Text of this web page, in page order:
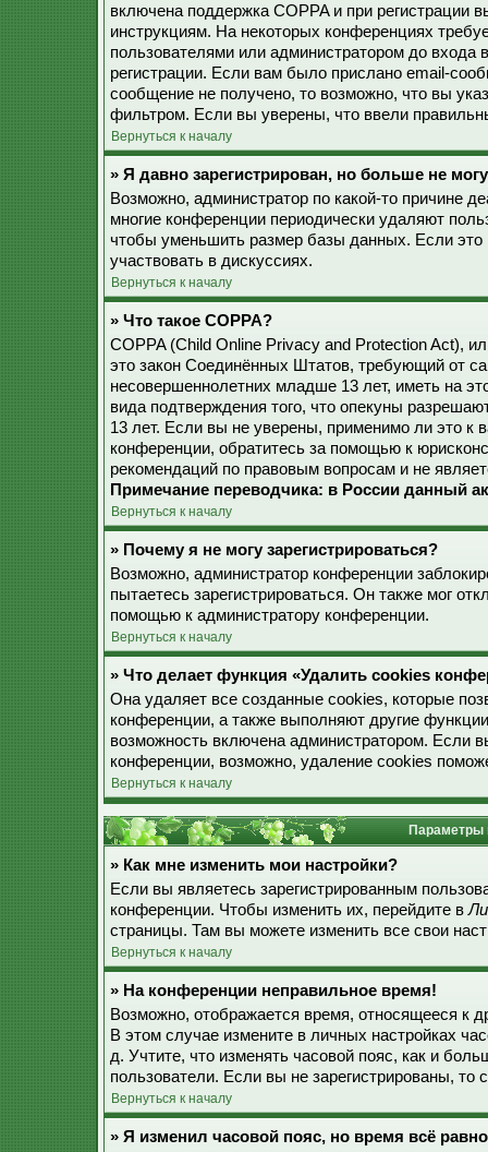
включена поддержка COPPA и при регистрации
инструкциям. На некоторых конференциях
пользователями или администратором до
регистрации. Если вам было прислано email-
сообщение не получено, то возможно, что вы
фильтром. Если вы уверены, что ввели
Вернуться к началу
» Я давно зарегистрирован, но больше не
Возможно, администратор по какой-то причине
многие конференции периодически удаляют
чтобы уменьшить размер базы данных. Если это
участвовать в дискуссиях.
Вернуться к началу
» Что такое COPPA?
COPPA (Child Online Privacy and Protection Act),
это закон Соединённых Штатов, требующий от
несовершеннолетних младше 13 лет, иметь на
вида подтверждения того, что опекуны
13 лет. Если вы не уверены, применимо ли это к
конференции, обратитесь за помощью к
рекомендаций по правовым вопросам и не
Примечание переводчика: в России данный
Вернуться к началу
» Почему я не могу зарегистрироваться?
Возможно, администратор конференции
пытаетесь зарегистрироваться. Он также мог
помощью к администратору конференции.
Вернуться к началу
» Что делает функция «Удалить cookies
Она удаляет все созданные cookies, которые
конференции, а также выполняют другие
возможность включена администратором. Если
конференции, возможно, удаление cookies
Вернуться к началу
Параметры
» Как мне изменить мои настройки?
Если вы являетесь зарегистрированным
конференции. Чтобы изменить их, перейдите в
страницы. Там вы можете изменить все свои
Вернуться к началу
» На конференции неправильное время!
Возможно, отображается время, относящееся к
В этом случае измените в личных настройках
д. Учтите, что изменять часовой пояс, как и
пользователи. Если вы не зарегистрированы, то
Вернуться к началу
» Я изменил часовой пояс, но время всё